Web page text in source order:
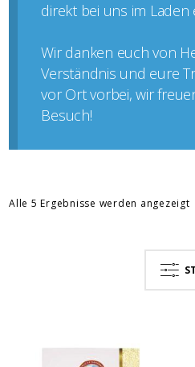
direkt bei uns im Laden
Wir danken euch von
Verständnis und eure
vor Ort vorbei, wir
Besuch!
Alle 5 Ergebnisse werden angezeigt